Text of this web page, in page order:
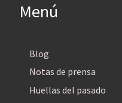
Menú
Blog
Notas de prensa
Huellas del pasado